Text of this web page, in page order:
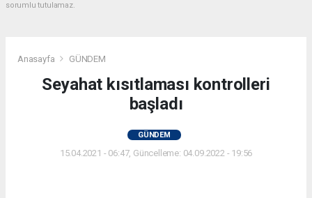
sorumlu tutulamaz.
Anasayfa GÜNDEM
Seyahat kısıtlaması kontrolleri
başladı
GÜNDEM
15.04.2021 - 06:47, Güncelleme: 04.09.2022 - 19:56